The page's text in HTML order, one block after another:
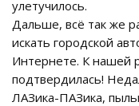
улетучилось.
Дальше, всё так же
искать городской
Интернете. К нашей
подтвердилась!
ЛАЗика-ПАЗика,